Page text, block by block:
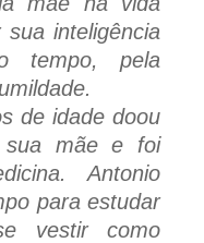
inteligência
tempo, pela
de idade doou
sua mãe e foi
Antonio
para estudar
vestir como